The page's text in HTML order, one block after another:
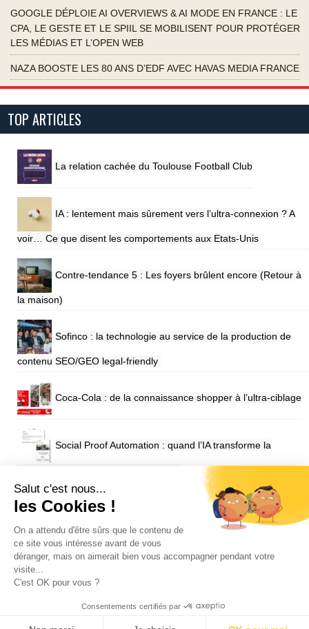
Salut c'est nous...
les Cookies !
On a attendu d'être sûrs que le contenu de
ce site vous intéresse avant de vous
déranger, mais on aimerait bien vous accompagner pendant votre
visite...
C'est OK pour vous ?
Consentements certifiés par
GOOGLE DÉPLOIE AI OVERVIEWS & AI MODE EN FRANCE : LE
CPA, LE GESTE ET LE SPIIL SE MOBILISENT POUR PROTÉGER
LES MÉDIAS ET L’OPEN WEB
NAZA BOOSTE LES 80 ANS D’EDF AVEC HAVAS MEDIA FRANCE
TOP ARTICLES
La relation cachée du Toulouse Football Club
IA : lentement mais sûrement vers l’ultra-connexion ? A
voir… Ce que disent les comportements aux Etats-Unis
Contre-tendance 5 : Les foyers brûlent encore (Retour à
la maison)
Sofinco : la technologie au service de la production de
contenu SEO/GEO legal-friendly
Coca-Cola : de la connaissance shopper à l’ultra-ciblage
Social Proof Automation : quand l’IA transforme la
SUIVEZ VIUZ SUR
Mentions légales Contact